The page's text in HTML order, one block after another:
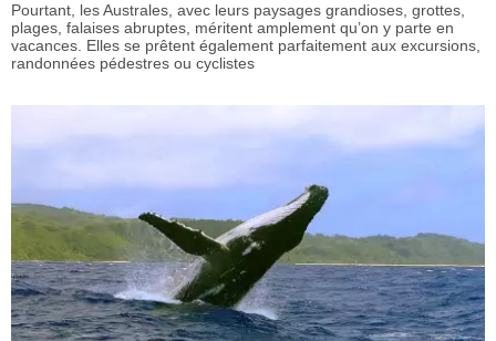
Pourtant, les Australes, avec leurs paysages grandioses, grottes,
plages, falaises abruptes, méritent amplement qu’on y parte en
vacances. Elles se prêtent également parfaitement aux excursions,
randonnées pédestres ou cyclistes